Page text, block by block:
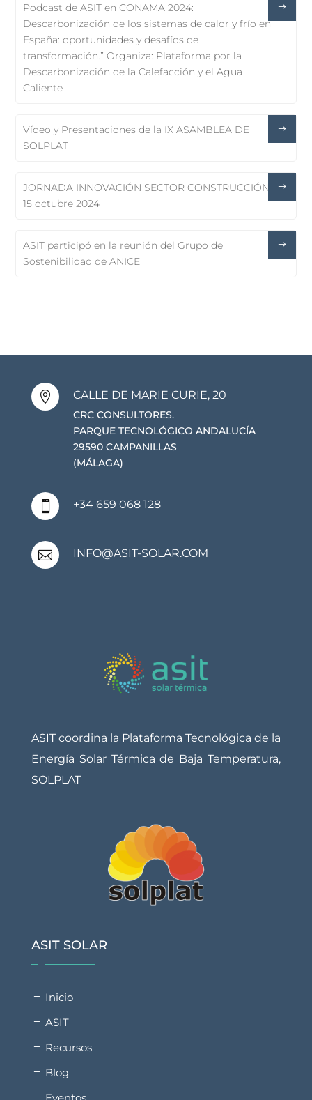
Podcast de ASIT en CONAMA 2024:
Descarbonización de los sistemas de calor y frío en
España: oportunidades y desafíos de
transformación.” Organiza: Plataforma por la
Descarbonización de la Calefacción y el Agua
Caliente
Vídeo y Presentaciones de la IX ASAMBLEA DE
SOLPLAT
JORNADA INNOVACIÓN SECTOR CONSTRUCCIÓN,
15 octubre 2024
ASIT participó en la reunión del Grupo de
Sostenibilidad de ANICE
 CALLE DE MARIE CURIE, 20
CRC CONSULTORES.
PARQUE TECNOLÓGICO ANDALUCÍA
29590 CAMPANILLAS
(MÁLAGA)
 +34 659 068 128
 INFO@ASIT-SOLAR.COM
ASIT coordina la Plataforma Tecnológica de la
Energía Solar Térmica de Baja Temperatura,
SOLPLAT
ASIT SOLAR
Inicio
ASIT
Recursos
Blog